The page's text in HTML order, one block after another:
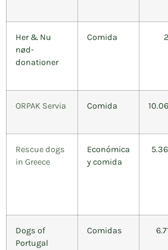
Her & Nu
nød-
donationer
Comida
ORPAK Servia Comida
Rescue dogs
in Greece
Económica
y comida
Dogs of
Portugal
Comidas